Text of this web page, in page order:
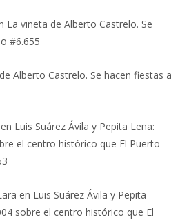
La viñeta de Alberto Castrelo. Se
#6.655
Alberto Castrelo. Se hacen fiestas a
en Luis Suárez Ávila y Pepita Lena:
el centro histórico que El Puerto
en Luis Suárez Ávila y Pepita
sobre el centro histórico que El